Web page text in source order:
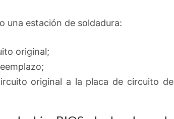
una estación de soldadura:
original;
original a la placa de circuito de